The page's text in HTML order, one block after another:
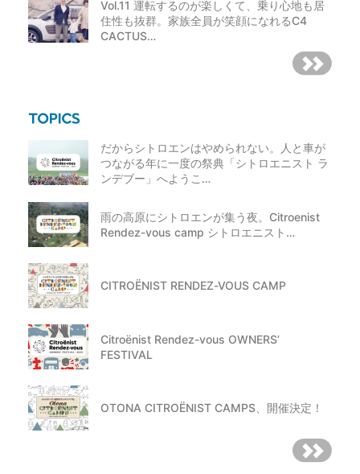
Vol.11 運転するのが楽しくて、乗り心地も居
住性も抜群。家族全員が笑顔になれるC4
CACTUS…
だからシトロエンはやめられない。人と車が
つながる年に一度の祭典「シトロエニスト ラ
ンデブー」へようこ…
雨の高原にシトロエンが集う夜。Citroenist
Rendez-vous camp シトロエニスト…
CITROËNIST RENDEZ-VOUS CAMP
Citroënist Rendez-vous OWNERS’
FESTIVAL
OTONA CITROËNIST CAMPS、開催決定！